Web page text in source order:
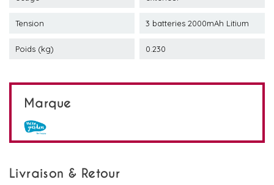
Tension 3 batteries 2000mAh Litium
Poids (kg) 0.230
Marque
Livraison & Retour